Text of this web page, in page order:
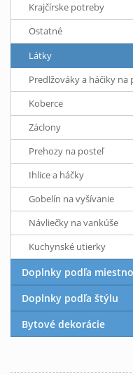
Krajčírske potreby
Ostatné
Látky
Predlžováky a háčiky na
Koberce
Záclony
Prehozy na posteľ
Ihlice a háčky
Gobelín na vyšívanie
Návliečky na vankúše
Kuchynské utierky
Doplnky podľa
Doplnky podľa štýlu
Bytové dekorácie